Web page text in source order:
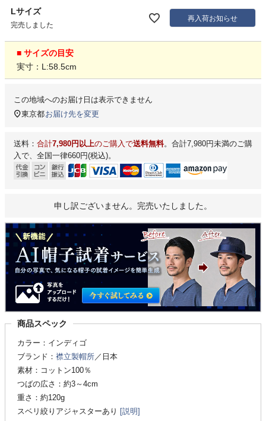
Lサイズ
完売しました
再入荷お知らせ
■ サイズの目安
実寸：L:58.5cm
この地域へのお届け日は表示できません
東京都お届け先を変更
送料： 合計7,980円以上のご購入で送料無料。合計7,980円未満のご購
入で、全国一律660円(税込)。
申し訳ございません。完売いたしました。
商品スペック
カラー：インディゴ
ブランド： 襟立製帽所 ／日本
素材：コットン100％
つばの広さ：約3～4cm
重さ：約120g
スベリ絞りアジャスターあり [説明]